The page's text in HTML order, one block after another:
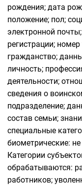
рождения; дата
положение; пол;
электронной
регистрации;
гражданство;
личность;
деятельности;
сведения о
подразделение;
состав семьи;
специальные
биометрические:
Категории
обрабатываются:
работников;